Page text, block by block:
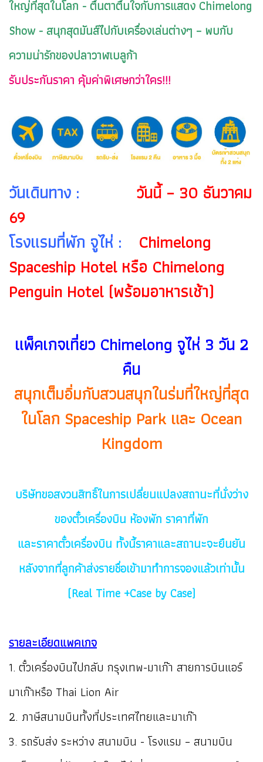
ใหญ่ที่สุดในโลก - ตื่นตาตื่นใจกับการแสดง Chimelong
Show - สนุกสุดมันส์ไปกับเครื่องเล่นต่างๆ – พบกับ
ความน่ารักของปลาวาฬเบลูก้า
รับประกันราคา คุ้มค่าพิเศษกว่าใคร!!!
วันเดินทาง :
วันนี้ – 30 ธันวาคม
69
โรงแรมที่พัก จูไห่ : Chimelong
Spaceship Hotel หรือ Chimelong
Penguin Hotel (พร้อมอาหารเช้า)
แพ็คเกจเที่ยว Chimelong จูไห่ 3 วัน 2
คืน
สนุกเต็มอิ่มกับสวนสนุกในร่มที่ใหญ่ที่สุด
ในโลก Spaceship Park และ Ocean
Kingdom
บริษัทขอสงวนสิทธิ์ในการเปลี่ยนแปลงสถานะที่นั่งว่าง
ของตั๋วเครื่องบิน ห้องพัก ราคาที่พัก
และราคาตั๋วเครื่องบิน ทั้งนี้ราคาและสถานะจะยืนยัน
หลังจากที่ลูกค้าส่งรายชื่อเข้ามาทำการจองแล้วเท่านั้น
(Real Time +Case by Case)
รายละเอียดแพคเกจ
1. ตั๋วเครื่องบินไปกลับ กรุงเทพ-มาเก๊า สายการบินแอร์
มาเก๊าหรือ Thai Lion Air
2. ภาษีสนามบินทั้งที่ประเทศไทยและมาเก๊า
3. รถรับส่ง ระหว่าง สนามบิน - โรงแรม – สนามบิน